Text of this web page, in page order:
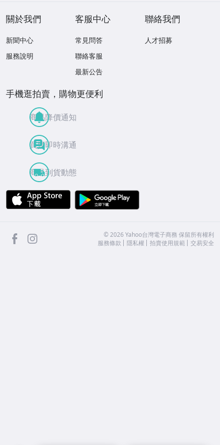
關於我們
新聞中心
服務說明
客服中心
常見問答
聯絡客服
最新公告
聯絡我們
人才招募
手機逛拍賣，購物更便利
商品降價通知
買賣即時溝通
商品到貨動態
APP Store
facebook ©2026 Yahoo台灣電子商務 保留所有權利
服務條款
隱私權 拍賣使用規範 交易安全